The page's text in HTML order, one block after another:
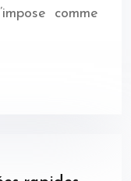
comme